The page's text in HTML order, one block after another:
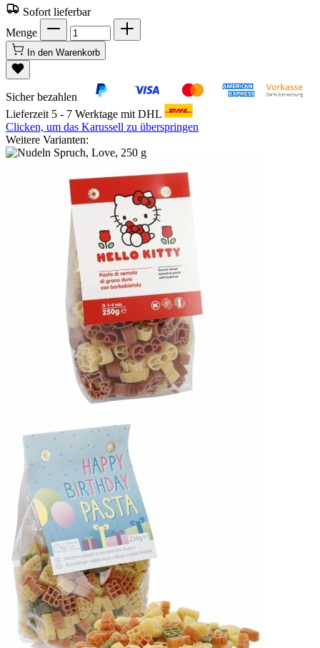
Sofort lieferbar
Menge
In den Warenkorb
Sicher bezahlen
Lieferzeit 5 - 7 Werktage mit DHL
Clicken, um das Karussell zu überspringen
Weitere Varianten: